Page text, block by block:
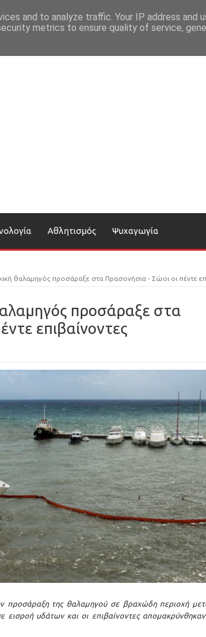
Αθλητισμός Ψυχαγωγία
θαλαμηγός προσάραξε στα Πρασονήσια - Σώοι οι πέντε επιβαίνοντες
προσάραξε στα
επιβαίνοντες
προσάραξη της θαλαμηγού σε βραχώδη περιοχή
υδάτων και οι επιβαίνοντες
and to analyze traffic. Your IP address and
metrics to ensure quality of service,